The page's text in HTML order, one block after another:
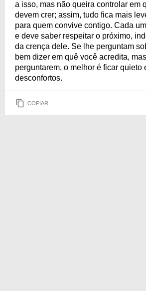
a isso, mas não queira controlar em
devem crer; assim, tudo fica mais
para quem convive contigo. Cada
e deve saber respeitar o próximo,
da crença dele. Se lhe perguntam
bem dizer em quê você acredita,
perguntarem, o melhor é ficar quieto
desconfortos.
COPIAR